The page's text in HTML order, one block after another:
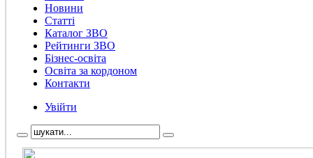
Новини
Статті
Каталог ЗВО
Рейтинги ЗВО
Бізнес-освіта
Освіта за кордоном
Контакти
Увійти